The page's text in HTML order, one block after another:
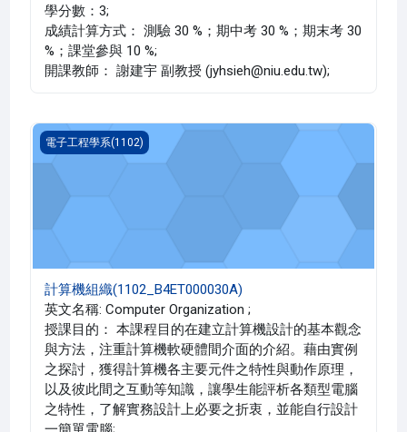
學分數：3;
成績計算方式： 測驗 30 %；期中考 30 %；期末考 30
%；課堂參與 10 %;
開課教師： 謝建宇 副教授 (jyhsieh@niu.edu.tw);
計算機組織(1102_B4ET000030A)
電子工程學系(1102)
計算機組織(1102_B4ET000030A)
英文名稱: Computer Organization ;
授課目的： 本課程目的在建立計算機設計的基本觀念
與方法，注重計算機軟硬體間介面的介紹。藉由實例
之探討，獲得計算機各主要元件之特性與動作原理，
以及彼此間之互動等知識，讓學生能評析各類型電腦
之特性，了解實務設計上必要之折衷，並能自行設計